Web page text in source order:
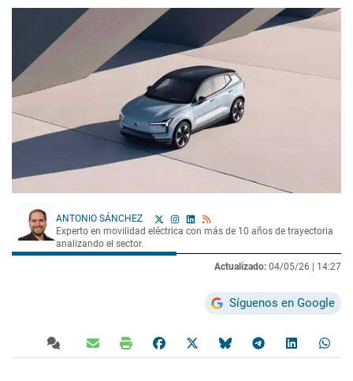
ANTONIO SÁNCHEZ
Experto en movilidad eléctrica con más de 10 años de trayectoria
analizando el sector.
Actualizado: 04/05/26 | 14:27
Síguenos en Google